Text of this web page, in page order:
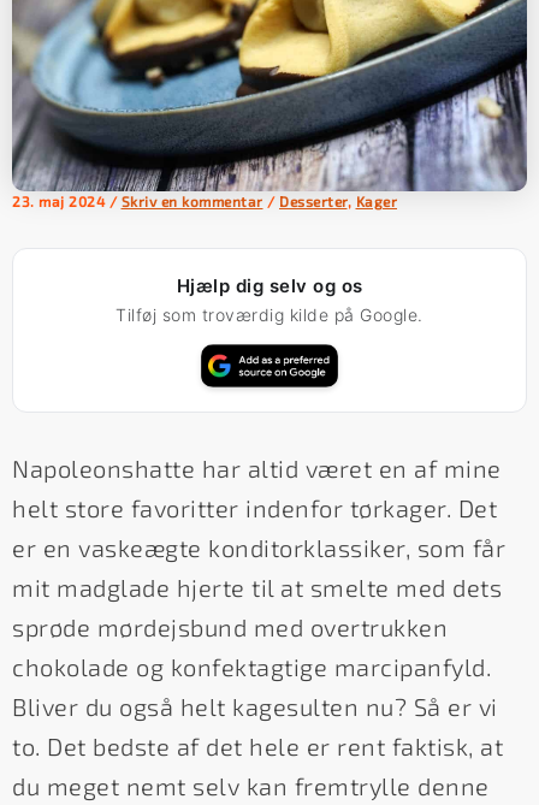
23. maj 2024 / Skriv en kommentar / Desserter, Kager
Hjælp dig selv og os
Tilføj som troværdig kilde på Google.
Napoleonshatte har altid været en af mine
helt store favoritter indenfor tørkager. Det
er en vaskeægte konditorklassiker, som får
mit madglade hjerte til at smelte med dets
sprøde mørdejsbund med overtrukken
chokolade og konfektagtige marcipanfyld.
Bliver du også helt kagesulten nu? Så er vi
to. Det bedste af det hele er rent faktisk, at
du meget nemt selv kan fremtrylle denne